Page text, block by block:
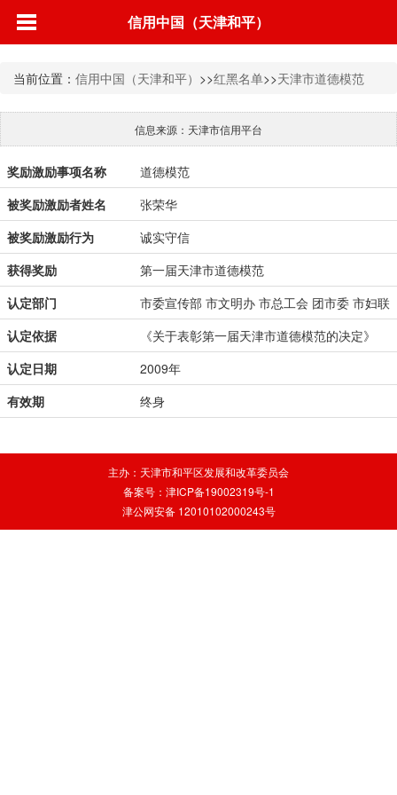
信用中国（天津和平）
当前位置： 信用中国（天津和平） >>红黑名单>>天津市道德模范
信息来源：天津市信用平台
奖励激励事项名称
道德模范
被奖励激励者姓名
张荣华
被奖励激励行为
诚实守信
获得奖励
第一届天津市道德模范
认定部门
市委宣传部 市文明办 市总工会 团市委 市妇联
认定依据
《关于表彰第一届天津市道德模范的决定》
认定日期
2009年
有效期
终身
主办：天津市和平区发展和改革委员会
备案号：津ICP备19002319号-1
津公网安备 12010102000243号